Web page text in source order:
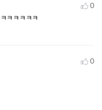
0
ㅋㅋㅋㅋㅋ
0